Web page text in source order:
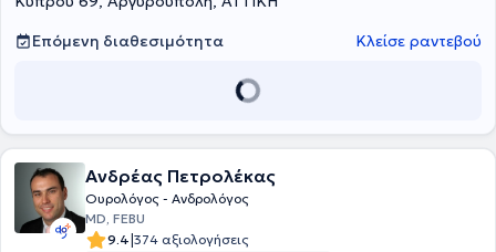
Επόμενη διαθεσιμότητα
Κλείσε ραντεβού
Ανδρέας Πετρολέκας
Ουρολόγος - Ανδρολόγος
MD, FEBU
9.4|374 αξιολογήσεις